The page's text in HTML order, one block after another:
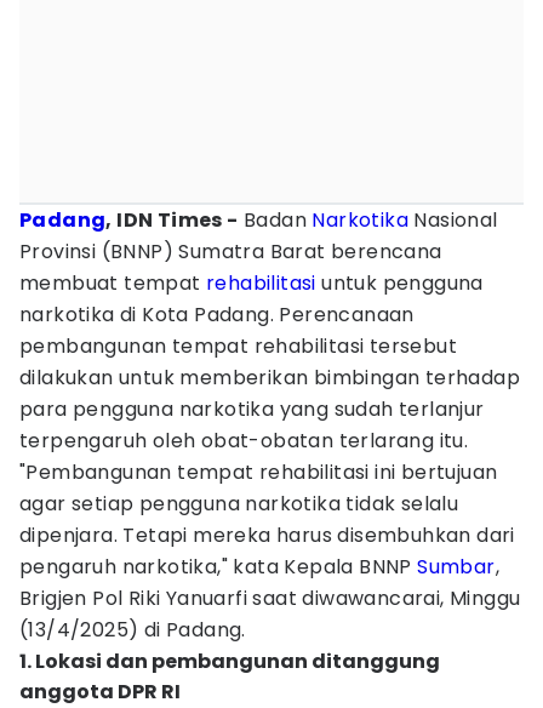
Padang, IDN Times - Badan Narkotika Nasional
Provinsi (BNNP) Sumatra Barat berencana
membuat tempat rehabilitasi untuk pengguna
narkotika di Kota Padang. Perencanaan
pembangunan tempat rehabilitasi tersebut
dilakukan untuk memberikan bimbingan terhadap
para pengguna narkotika yang sudah terlanjur
terpengaruh oleh obat-obatan terlarang itu.
"Pembangunan tempat rehabilitasi ini bertujuan
agar setiap pengguna narkotika tidak selalu
dipenjara. Tetapi mereka harus disembuhkan dari
pengaruh narkotika," kata Kepala BNNPSumbar,
Brigjen Pol Riki Yanuarfi saat diwawancarai, Minggu
(13/4/2025) di Padang.
1. Lokasi dan pembangunan ditanggung
anggota DPR RI